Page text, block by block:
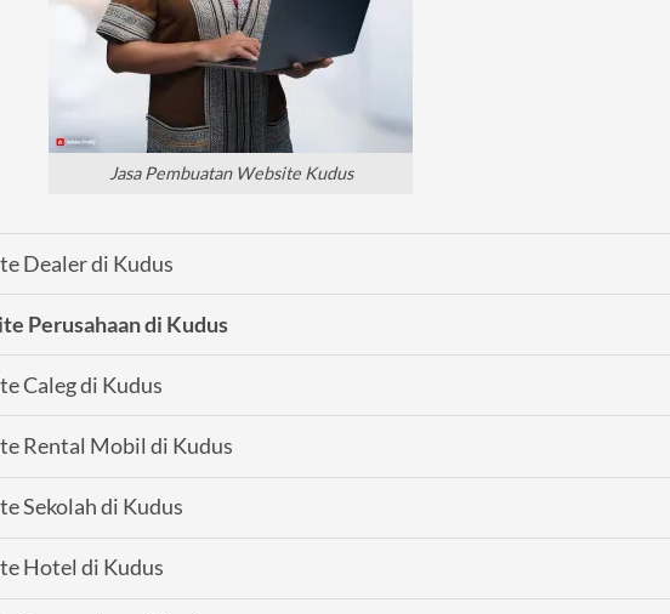
Jasa Pembuatan Website Kudus
Dealer di Kudus
Perusahaan di Kudus
Caleg di Kudus
Rental Mobil di Kudus
Sekolah di Kudus
Hotel di Kudus